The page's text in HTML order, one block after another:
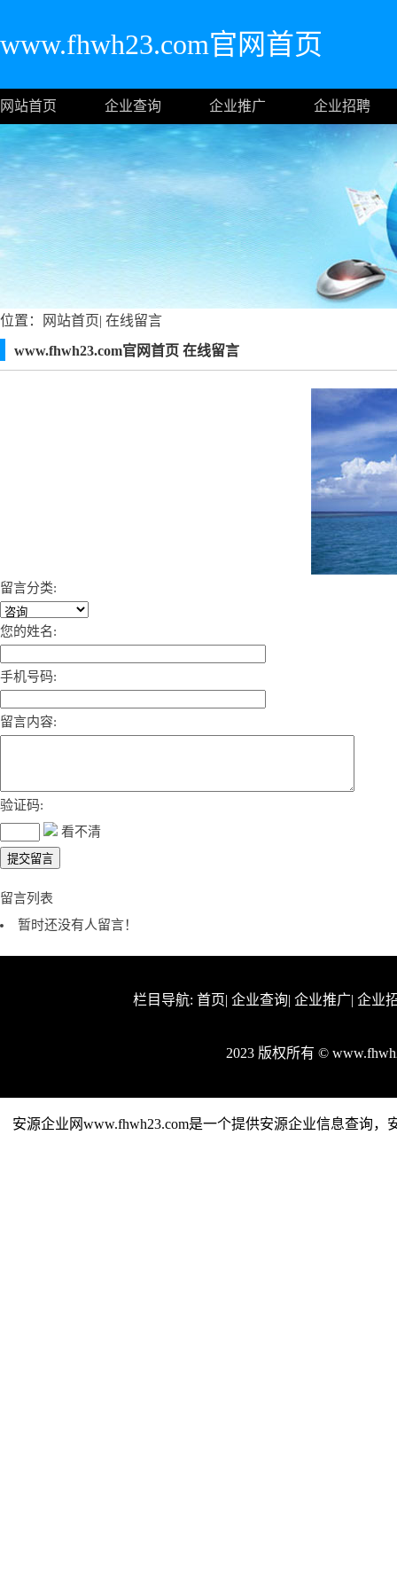
www.fhwh23.com官网首页
网站首页 企业查询 企业推广 企业招聘
位置： 网站首页| 在线留言
www.fhwh23.com官网首页 在线留言
留言分类:
您的姓名:
手机号码:
留言内容:
验证码:
看不清
留言列表
暂时还没有人留言！
栏目导航: 首页| 企业查询| 企业推广| 企业
2023 版权所有 ©
安源企业网www.fhwh23.com是一个提供安源企业信息查询